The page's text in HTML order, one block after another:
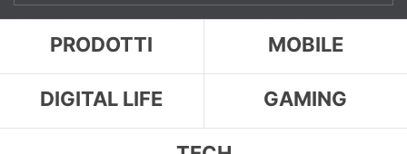
PRODOTTI MOBILE
DIGITAL LIFE GAMING